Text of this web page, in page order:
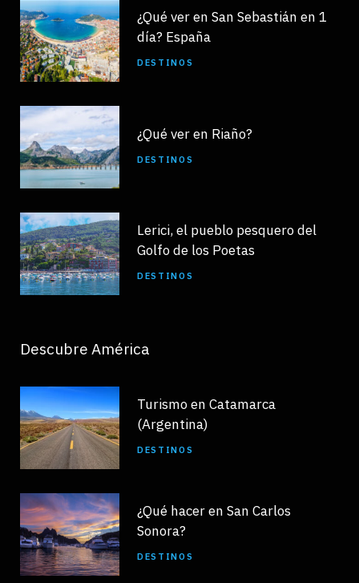
¿Qué ver en San Sebastián en 1
día? España
DESTINOS
¿Qué ver en Riaño?
DESTINOS
Lerici, el pueblo pesquero del
Golfo de los Poetas
DESTINOS
Descubre América
Turismo en Catamarca
(Argentina)
DESTINOS
¿Qué hacer en San Carlos
Sonora?
DESTINOS